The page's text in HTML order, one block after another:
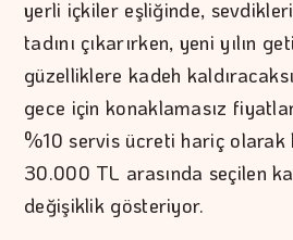
yerli içkiler eşliğinde,
tadını çıkarırken, yeni yılın
güzelliklere kadeh
gece için konaklamasız
%10 servis ücreti hariç olarak
30.000 TL arasında seçilen
değişiklik gösteriyor.